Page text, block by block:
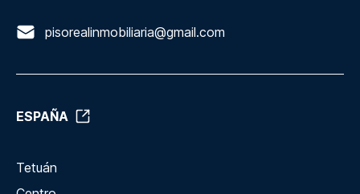
pisorealinmobiliaria@gmail.com
ESPAÑA
Tetuán